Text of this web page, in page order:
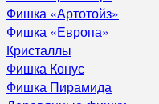
Фишка «Артотойз»
Фишка «Европа»
Кристаллы
Фишка Конус
Фишка Пирамида